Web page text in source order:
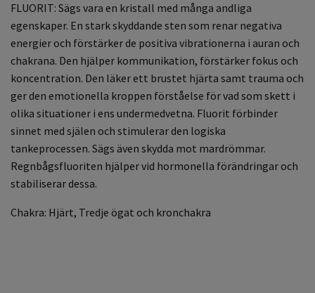
FLUORIT: Sägs vara en kristall med många andliga
egenskaper. En stark skyddande sten som renar negativa
energier och förstärker de positiva vibrationerna i auran och
chakrana. Den hjälper kommunikation, förstärker fokus och
koncentration. Den läker ett brustet hjärta samt trauma och
ger den emotionella kroppen förståelse för vad som skett i
olika situationer i ens undermedvetna. Fluorit förbinder
sinnet med själen och stimulerar den logiska
tankeprocessen. Sägs även skydda mot mardrömmar.
Regnbågsfluoriten hjälper vid hormonella förändringar och
stabiliserar dessa.
Chakra: Hjärt, Tredje ögat och kronchakra